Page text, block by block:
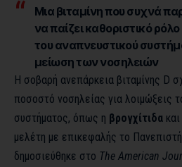
Μια βιταμίνη που συχνά
να παίζει καθοριστικό
του αναπνευστικού
μείωση των νοσηλειών
Η σοβαρή ανεπάρκεια βιταμίνης D
ποσοστό νοσηλείας για λοιμώξεις
συστήματος, όπως η βρογχίτιδα
μελέτη με επικεφαλής το
δημοσιεύθηκε στο The American